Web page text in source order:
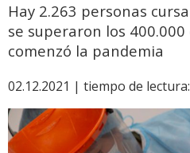
Hay 2.263 personas
se superaron los 400.000
comenzó la pandemia
02.12.2021 | tiempo de lectura: